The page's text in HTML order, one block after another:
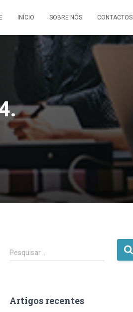
INÍCIO SOBRE NÓS CONTACTOS
P
e
i
Pesquisar …
Artigos recentes